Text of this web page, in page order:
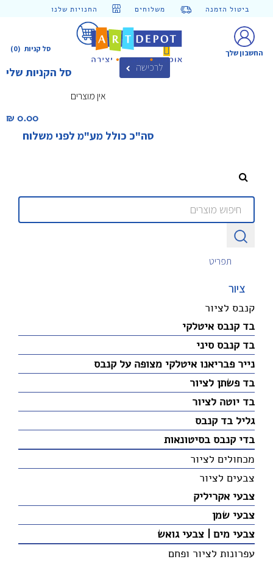
ביטול הזמנה משלוחים החנויות שלנו
(0) סל קניות
סל הקניות שלי לרכישה
אין מוצרים
0.00 ₪‎
סה"כ כולל מע"מ לפני משלוח
החשבון שלך
תפריט
ציור
קנבס לציור
בד קנבס איטלקי
בד קנבס סיני
נייר פבריאנו איטלקי מצופה על קנבס
בד פשתן לציור
בד יוטה לציור
גליל בד קנבס
בדי קנבס בסיטונאות
מכחולים לציור
צבעים לציור
צבעי אקריליק
צבעי שמן
צבעי מים | צבעי גואש
עפרונות לציור ופחם